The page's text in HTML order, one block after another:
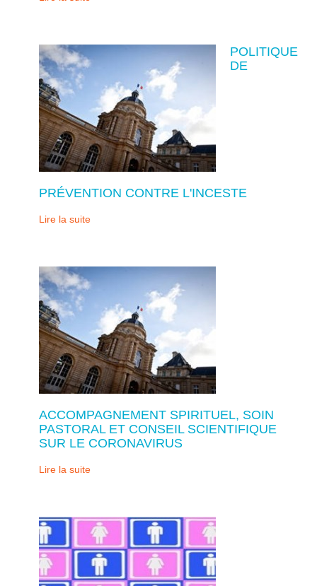
POLITIQUE
DE
PRÉVENTION CONTRE L'INCESTE
Lire la suite
ACCOMPAGNEMENT SPIRITUEL, SOIN
PASTORAL ET CONSEIL SCIENTIFIQUE
SUR LE CORONAVIRUS
Lire la suite